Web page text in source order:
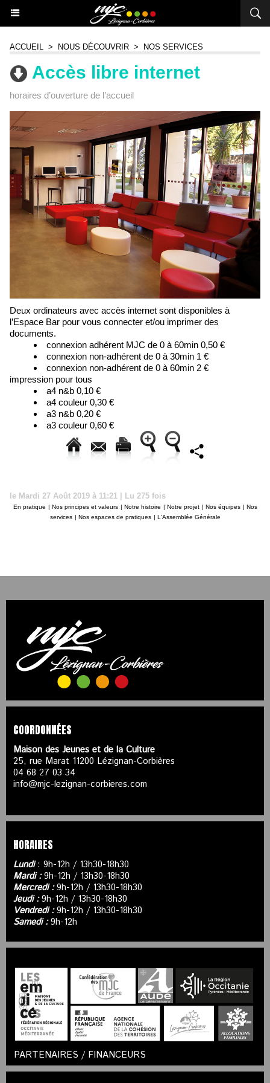
ACCUEIL > NOUS DÉCOUVRIR > NOS SERVICES
Accès libre internet
horaires d’ouverture de l’accueil
Deux ordinateurs avec accès internet sont disponibles à
l’Espace Bar pour vous connecter et/ou imprimer des
documents.
connexion adhérent MJC de 0 à 60min 0,50 €
connexion non-adhérent de 0 à 30min 1 €
connexion non-adhérent de 0 à 60min 2 €
impression pour tous
a4 n&b 0,10 €
a4 couleur 0,30 €
a3 n&b 0,20 €
a3 couleur 0,60 €
le Mardi 27 Août 2019 à 11:21 | Lu 275 fois
En pratique Nos principes et valeurs Notre histoire Notre projet Nos équipes
Nos
services
Nos espaces de pratiques L'Assemblée Générale
COORDONNÉES
Maison des Jeunes et de la Culture
25, rue Marat 11200 Lézignan-Corbières
04 68 27 03 34
info@mjc-lezignan-corbieres.com
HORAIRES
Lundi: 9h-12h / 13h30-18h30
Mardi :9h-12h / 13h30-18h30
Mercredi :9h-12h / 13h30-18h30
Jeudi :9h-12h / 13h30-18h30
Vendredi :9h-12h / 13h30-18h30
Samedi :9h-12h
PARTENAIRES / FINANCEURS